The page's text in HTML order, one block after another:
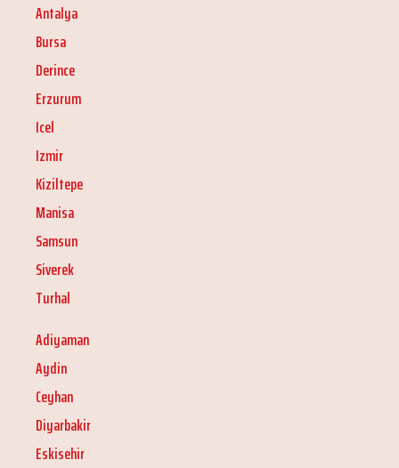
Antalya
Bursa
Derince
Erzurum
Icel
Izmir
Kiziltepe
Manisa
Samsun
Siverek
Turhal
Adiyaman
Aydin
Ceyhan
Diyarbakir
Eskisehir